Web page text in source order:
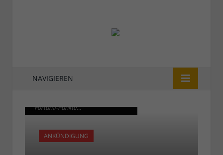
NAVIGIEREN
"Fortuna-Punkte..."
ANKÜNDIGUNG
"Fortuna-Punkte..."